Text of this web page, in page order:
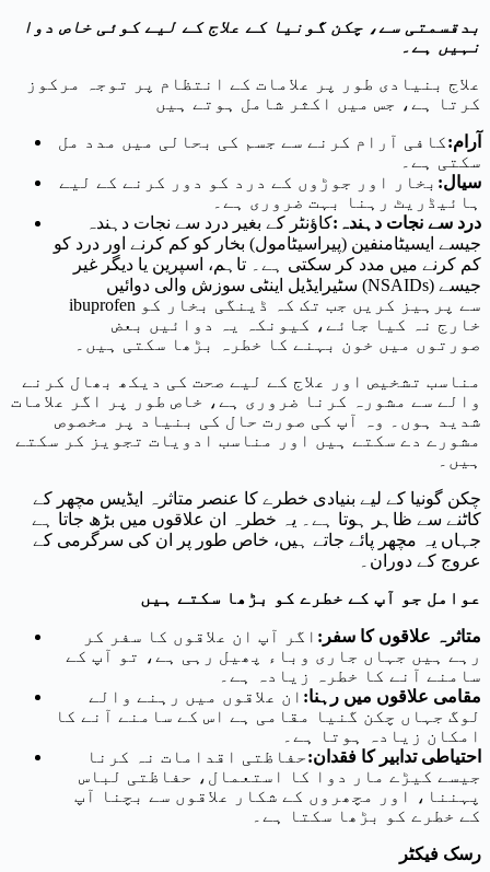
بدقسمتی سے، چکن گونیا کے علاج کے لیے کوئی خاص دوا
نہیں ہے۔
علاج بنیادی طور پر علامات کے انتظام پر توجہ مرکوز
کرتا ہے، جس میں اکثر شامل ہوتے ہیں
آرام:کافی آرام کرنے سے جسم کی بحالی میں مدد مل
سکتی ہے۔
سیال: بخار اور جوڑوں کے درد کو دور کرنے کے لیے
ہائیڈریٹ رہنا بہت ضروری ہے۔
درد سے نجات دہندہ :کاؤنٹر کے بغیر درد سے نجات دہندہ
جیسے ایسیٹامنفین (پیراسیٹامول) بخار کو کم کرنے اور درد کو
کم کرنے میں مدد کر سکتی ہے۔ تاہم، اسپرین یا دیگر غیر
سٹیرایڈیل اینٹی سوزش والی دوائیں (NSAIDs) جیسے
ibuprofen سے پرہیز کریں جب تک کہ ڈینگی بخار کو
خارج نہ کیا جائے، کیونکہ یہ دوائیں بعض
صورتوں میں خون بہنے کا خطرہ بڑھا سکتی ہیں۔
مناسب تشخیص اور علاج کے لیے صحت کی دیکھ بھال کرنے
والے سے مشورہ کرنا ضروری ہے، خاص طور پر اگر علامات
شدید ہوں۔ وہ آپ کی صورت حال کی بنیاد پر مخصوص
مشورے دے سکتے ہیں اور مناسب ادویات تجویز کر سکتے
ہیں۔
چکن گونیا کے لیے بنیادی خطرے کا عنصر متاثرہ ایڈیس مچھر کے
کاٹنے سے ظاہر ہوتا ہے۔ یہ خطرہ ان علاقوں میں بڑھ جاتا ہے
جہاں یہ مچھر پائے جاتے ہیں، خاص طور پر ان کی سرگرمی کے
عروج کے دوران۔
عوامل جو آپ کے خطرے کو بڑھا سکتے ہیں
متاثرہ علاقوں کا سفر : اگر آپ ان علاقوں کا سفر کر
رہے ہیں جہاں جاری وباء پھیل رہی ہے، تو آپ کے
سامنے آنے کا خطرہ زیادہ ہے۔
مقامی علاقوں میں رہنا: ان علاقوں میں رہنے والے
لوگ جہاں چکن گنیا مقامی ہے اس کے سامنے آنے کا
امکان زیادہ ہوتا ہے۔
احتیاطی تدابیر کا فقدان:حفاظتی اقدامات نہ کرنا
جیسے کیڑے مار دوا کا استعمال، حفاظتی لباس
پہننا، اور مچھروں کے شکار علاقوں سے بچنا آپ
کے خطرے کو بڑھا سکتا ہے۔
رسک فیکٹر